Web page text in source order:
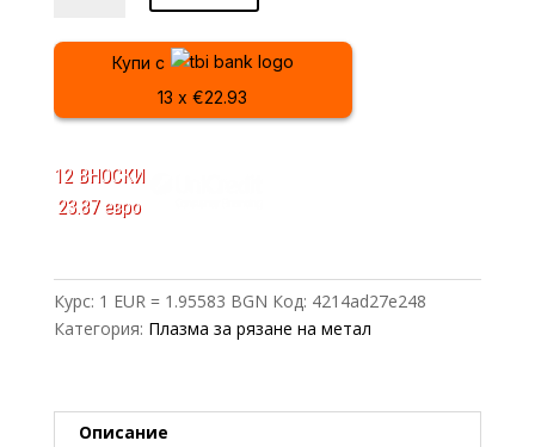
за
50
Viki
Lux
Купи с
13 x €22.93
12 ВНОСКИ
23.87 евро
Курс: 1 EUR = 1.95583 BGN Код: 4214ad27e248
Категория: Плазма за рязане на метал
Описание